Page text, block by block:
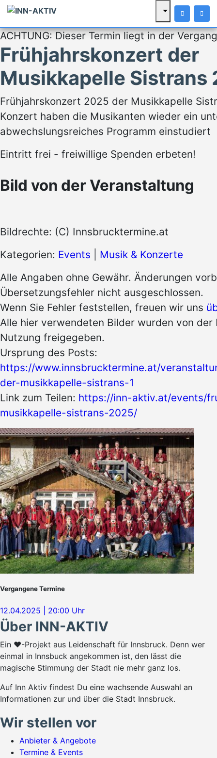
ACHTUNG: Dieser Termin liegt in der
Frühjahrskonzert der
Musikkapelle Sistrans
Frühjahrskonzert 2025 der Musikkapelle
Konzert haben die Musikanten wieder ein
abwechslungsreiches Programm einstudiert
Eintritt frei - freiwillige Spenden erbeten!
Bild von der Veranstaltung
Bildrechte: (C) Innsbrucktermine.at
Kategorien: Events
Musik & Konzerte
Alle Angaben ohne Gewähr. Änderungen
Übersetzungsfehler nicht ausgeschlossen.
Wenn Sie Fehler feststellen, freuen wir uns
Alle hier verwendeten Bilder wurden von
Nutzung freigegeben.
Ursprung des Posts:
https://www.innsbrucktermine.at/
der-musikkapelle-sistrans-1
Link zum Teilen: https://inn-aktiv.at/events/
musikkapelle-sistrans-2025/
Vergangene Termine
12.04.2025 | 20:00 Uhr
Über INN-AKTIV
Ein ♥-Projekt aus Leidenschaft für Innsbruck. Denn wer
einmal in Innsbuck angekommen ist, den lässt die
magische Stimmung der Stadt nie mehr ganz los.
Auf Inn Aktiv findest Du eine wachsende Auswahl an
Informationen zur und über die Stadt Innsbruck.
Wir stellen vor
Anbieter & Angebote
Termine & Events